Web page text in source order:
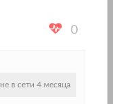
0
не в сети 4 месяца